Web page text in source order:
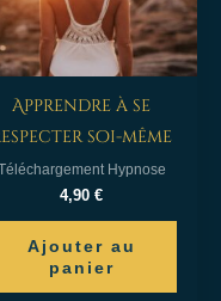
Apprendre à se
soi-même
Hypnose
4,90 €
Ajouter au
panier